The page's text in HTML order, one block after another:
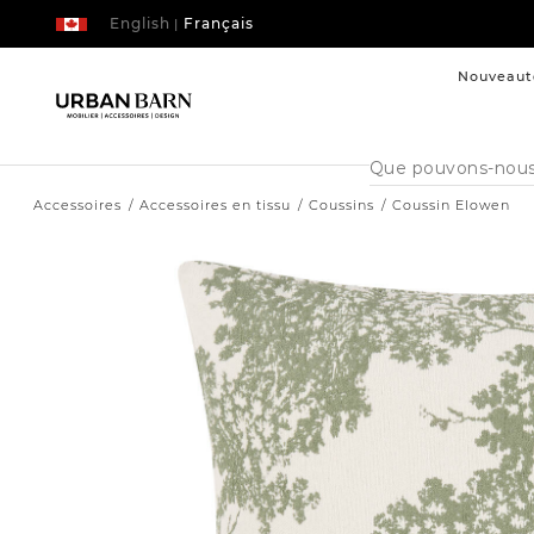
| Français
English
Cataloque
de
recherche
Accessoires Accessoires en tissu Coussins Coussin Elowen